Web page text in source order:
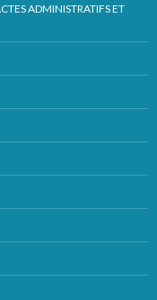
ADMINISTRATIFS ET